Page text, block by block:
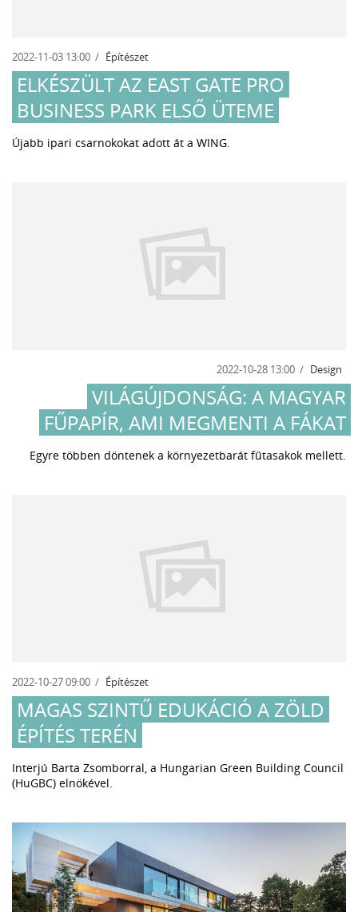
2022-11-03 13:00 Építészet
ELKÉSZÜLT AZ EAST GATE PRO
BUSINESS PARK ELSŐ ÜTEME
Újabb ipari csarnokokat adott át a WING.
2022-10-28 13:00 Design
VILÁGÚJDONSÁG: A MAGYAR
FŰPAPÍR, AMI MEGMENTI A FÁKAT
Egyre többen döntenek a környezetbarát fűtasakok mellett.
2022-10-27 09:00 Építészet
MAGAS SZINTŰ EDUKÁCIÓ A ZÖLD
ÉPÍTÉS TERÉN
Interjú Barta Zsomborral, a Hungarian Green Building Council
(HuGBC) elnökével.